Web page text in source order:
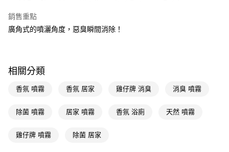
悠遊付
Google Pay
【關於「AFTEE先享後付」】
便利好安心！
２．便利：只要手機號碼，簡訊認證，即可結帳。
【「AFTEE先享後付」結帳流程】
每筆NT$65，滿NT$390(含以上)免運費
銷售重點
廣角式的噴灑角度，惡臭瞬間消除！
相關分類
香氛 噴霧 香氛 居家 雞仔牌 消臭 消臭 噴霧
除菌 噴霧 居家 噴霧 香氛 浴廁 天然 噴霧
雞仔牌 噴霧 除菌 居家